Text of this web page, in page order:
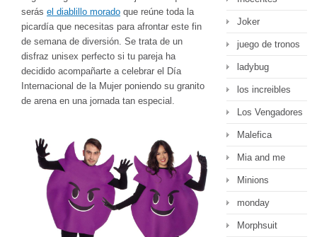
serás el diablillo morado que reúne toda la
picardía que necesitas para afrontar este fin
de semana de diversión. Se trata de un
disfraz unisex perfecto si tu pareja ha
decidido acompañarte a celebrar el Día
Internacional de la Mujer poniendo su granito
de arena en una jornada tan especial.
Joker
juego de tronos
ladybug
los increibles
Los Vengadores
Malefica
Mia and me
Minions
monday
Morphsuit